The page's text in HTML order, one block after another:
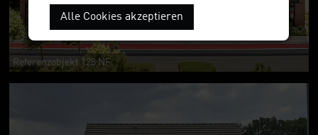
Referenzobjekt 128 NF
Alle Cookies akzeptieren